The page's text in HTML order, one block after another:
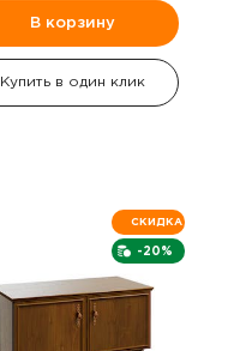
В корзину
Купить в один клик
-20%
СКИДКА